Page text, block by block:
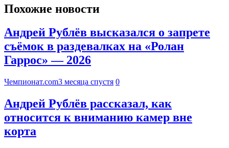
Похожие новости
Андрей Рублёв высказался о запрете
съёмок в раздевалках на «Ролан
Гаррос» — 2026
Чемпионат.com3 месяца спустя 0
Андрей Рублёв рассказал, как
относится к вниманию камер вне
корта